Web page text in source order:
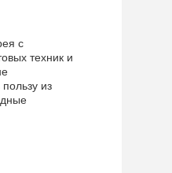
с
техник и
из